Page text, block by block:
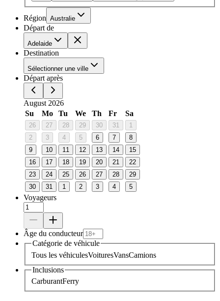
Région Australie
Départ de
Adelaide
Destination
Sélectionner une ville
Départ après
August 2026
Su
Mo Tu We Th Fr Sa
26 27 28 29 30 31
1
2
3 4 5 6 7
8
9
10 11 12 13 14
15
16
17 18 19 20 21
22
23
24 25 26 27 28
29
30
31 1 2 3 4 5
Voyageurs
Âge du conducteur
Catégorie de véhicule
Tous les véhiculesVoituresVansCamions
Inclusions
CarburantFerry